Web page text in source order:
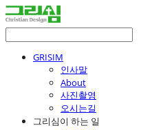
GRISIM
인사말
About
사진촬영
오시는길
그리심이 하는 일